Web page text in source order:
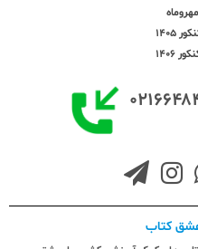
1405
1406
کتاب